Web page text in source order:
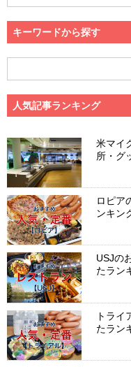
キーワードから探す
人気記事ランキング
米マイ
所・グ
ロピア
ンキン
USJの
たラン
トライ
たラン